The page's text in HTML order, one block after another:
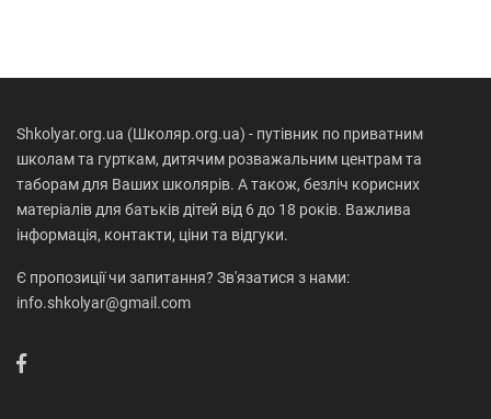
Shkolyar.org.ua (Школяр.org.ua) - путівник по приватним
школам та гурткам, дитячим розважальним центрам та
таборам для Ваших школярів. А також, безліч корисних
матеріалів для батьків дітей від 6 до 18 років. Важлива
інформація, контакти, ціни та відгуки.
Є пропозиції чи запитання? Зв'язатися з нами:
info.shkolyar@gmail.com